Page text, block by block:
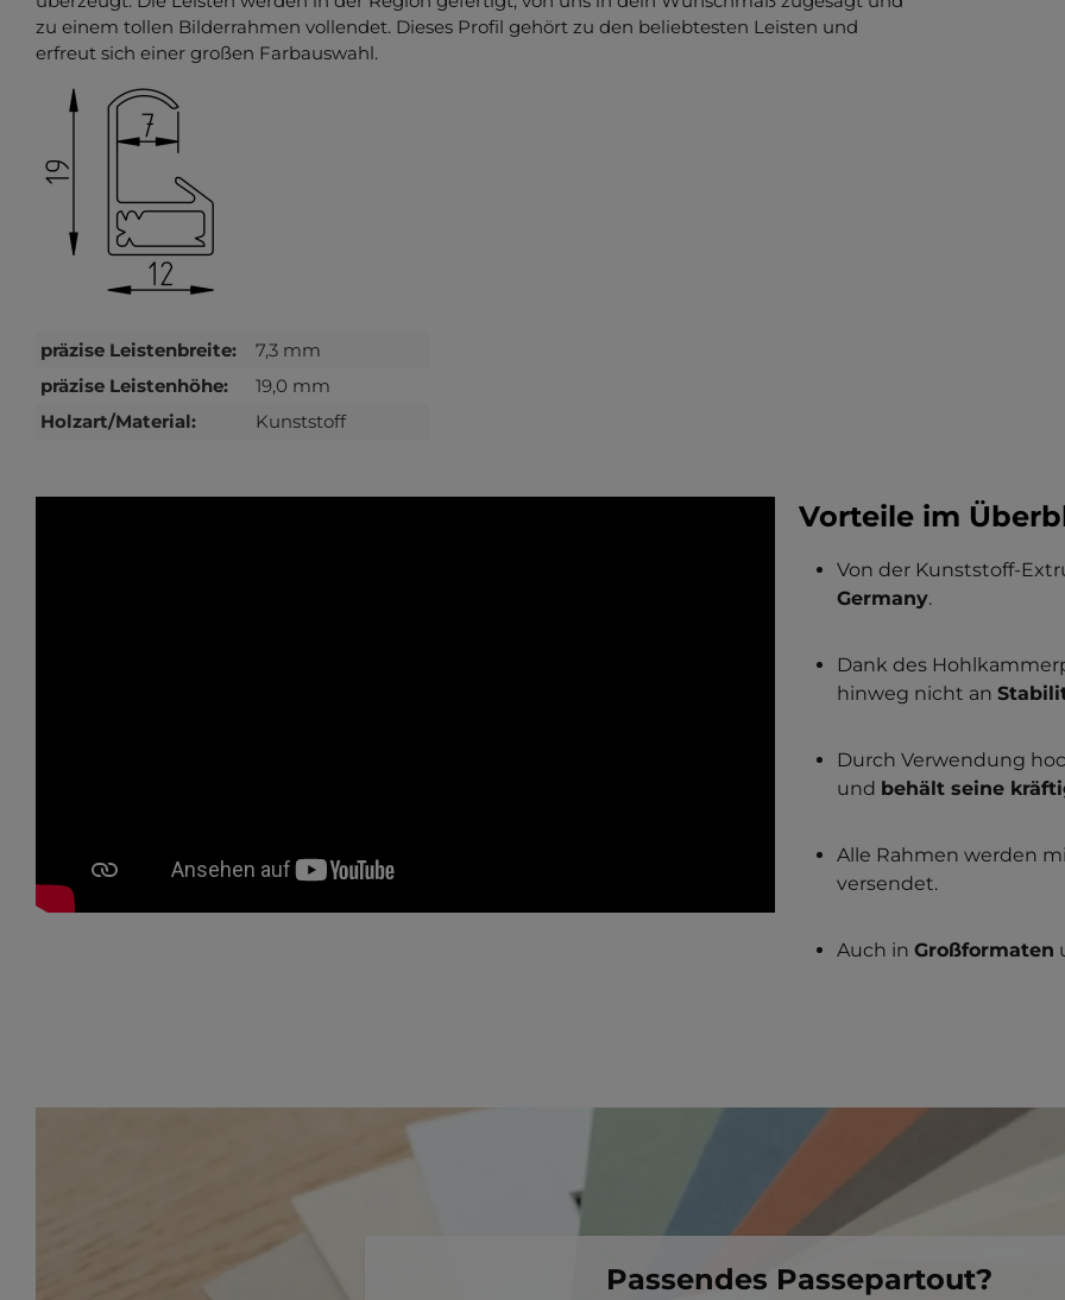
zu einem tollen Bilderrahmen vollendet. Dieses Profil gehört zu den beliebtesten Leisten und
erfreut sich einer großen Farbauswahl.
präzise Leistenbreite:
7,3 mm
präzise Leistenhöhe:
19,0 mm
Holzart/Material:
Kunststoff
Vorteile im
Von der Kunststoff-
Germany.
Dank des
hinweg nicht an
Durch Verwendung
und behält seine
Alle Rahmen werden
versendet.
Auch in Großformaten
Passendes Passepartout?